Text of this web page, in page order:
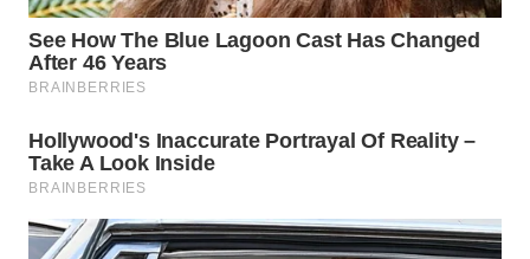
WN
DANAU
TOBA
NIAS
LANGKAT